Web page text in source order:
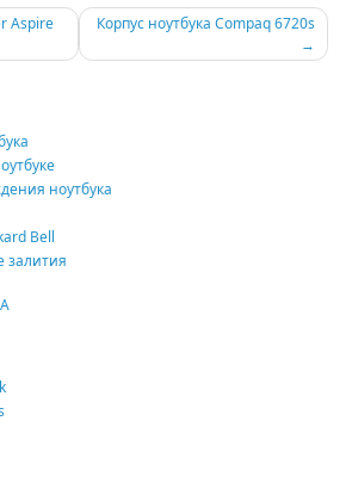
Aspire
Корпус ноутбука Compaq 6720s
ноутбука
Bell
залития